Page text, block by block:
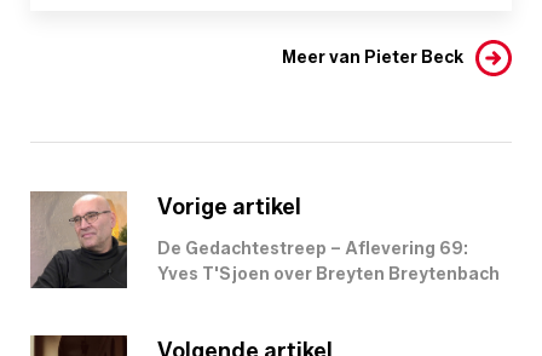
Meer van Pieter Beck
Vorige artikel
De Gedachtestreep – Aflevering 69:
Yves T'Sjoen over Breyten Breytenbach
Volgende artikel